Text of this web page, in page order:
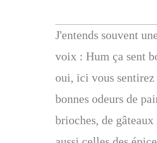
J'entends souvent
voix : Hum ça sent
oui, ici vous sentirez
bonnes odeurs de
brioches, de gâteaux